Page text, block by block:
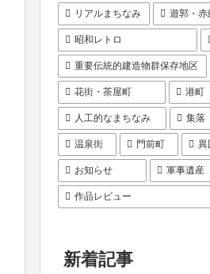
リアルまちなみ 遊郭・赤
昭和レトロ
重要伝統的建造物群保存地区
花街・茶屋町 港町
人工的なまちなみ 集落
温泉街 門前町 異
お知らせ 軍事遺産
作品レビュー
新着記事